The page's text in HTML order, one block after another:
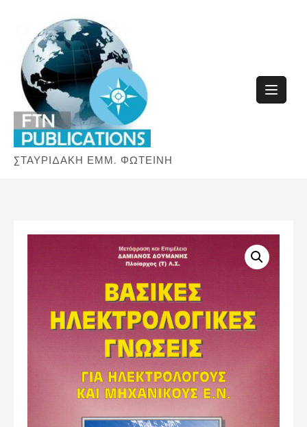
content
ΣΤΑΥΡΙΔΑΚΗ ΕΜΜ. ΦΩΤΕΙΝΗ